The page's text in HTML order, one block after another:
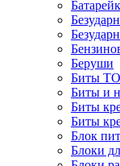
Беруши
Биты
Биты и
Биты
Биты
Блок
Блоки